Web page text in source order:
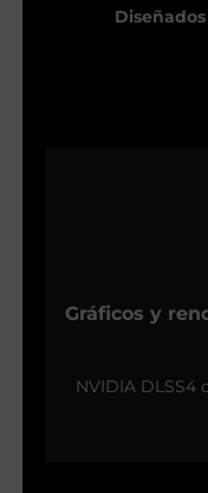
Gráficos y
NVIDIA DLSS4